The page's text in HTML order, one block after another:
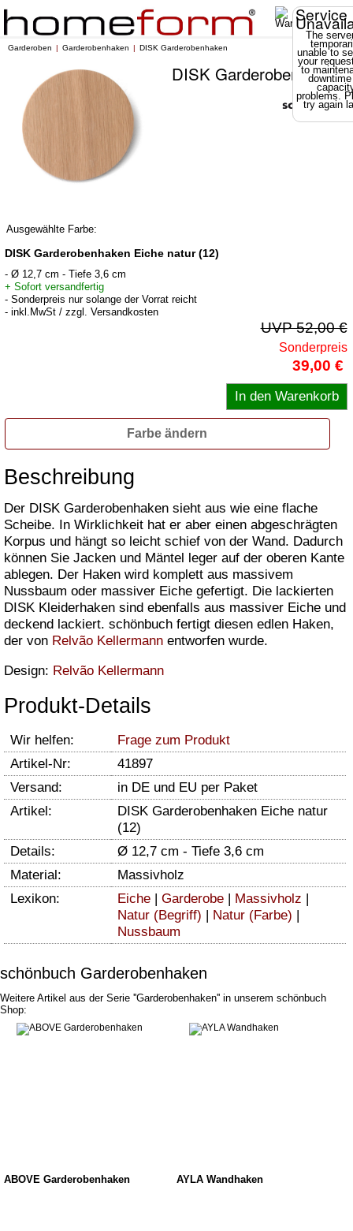
Service
The
unable to
your
to
problems.
try again
Garderoben Garderobenhaken DISK Garderobenhaken
DISK Garderobenhaken
Ausgewählte Farbe:
DISK Garderobenhaken Eiche natur (12)
- Ø 12,7 cm - Tiefe 3,6 cm
+ Sofort versandfertig
- Sonderpreis nur solange der Vorrat reicht
- inkl.MwSt / zzgl. Versandkosten
UVP 52,00 €
Sonderpreis
39,00 €
Farbe ändern
Beschreibung
Der DISK Garderobenhaken sieht aus wie eine flache
Scheibe. In Wirklichkeit hat er aber einen abgeschrägten
Korpus und hängt so leicht schief von der Wand. Dadurch
können Sie Jacken und Mäntel leger auf der oberen Kante
ablegen. Der Haken wird komplett aus massivem
Nussbaum oder massiver Eiche gefertigt. Die lackierten
DISK Kleiderhaken sind ebenfalls aus massiver Eiche und
deckend lackiert. schönbuch fertigt diesen edlen Haken,
der von Relvão Kellermann entworfen wurde.
Design: Relvão Kellermann
Produkt-Details
Wir helfen:
Frage zum Produkt
Artikel-Nr:
41897
Versand:
in DE und EU per Paket
Artikel:
DISK Garderobenhaken Eiche natur
(12)
Details:
Ø 12,7 cm - Tiefe 3,6 cm
Material:
Massivholz
Lexikon:
Eiche Garderobe Massivholz
Natur (Begriff)
Natur (Farbe)
Nussbaum
schönbuch Garderobenhaken
Weitere Artikel aus der Serie ''Garderobenhaken'' in unserem schönbuch
Shop:
ABOVE Garderobenhaken AYLA Wandhaken